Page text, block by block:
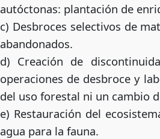
autóctonas: plantación de
c) Desbroces selectivos de
abandonados.
d) Creación de
operaciones de desbroce y
del uso forestal ni un cambio
e) Restauración del
agua para la fauna.